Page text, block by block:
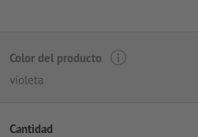
Color del producto
violeta
Cantidad